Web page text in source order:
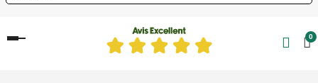
Basculer
0